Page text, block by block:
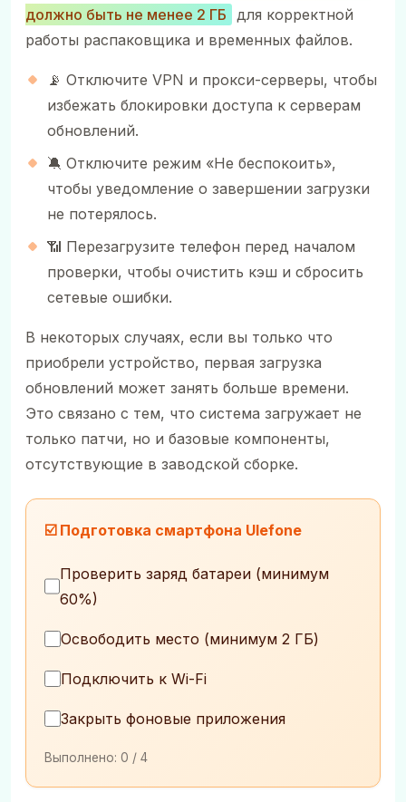
должно быть не менее 2 ГБ для корректной
работы распаковщика и временных файлов.
📡 Отключите VPN и прокси-серверы, чтобы
избежать блокировки доступа к серверам
обновлений.
🔕 Отключите режим «Не беспокоить»,
чтобы уведомление о завершении загрузки
не потерялось.
📶 Перезагрузите телефон перед началом
проверки, чтобы очистить кэш и сбросить
сетевые ошибки.
В некоторых случаях, если вы только что
приобрели устройство, первая загрузка
обновлений может занять больше времени.
Это связано с тем, что система загружает не
только патчи, но и базовые компоненты,
отсутствующие в заводской сборке.
☑️ Подготовка смартфона Ulefone
Проверить заряд батареи (минимум
60%)
Освободить место (минимум 2 ГБ)
Подключить к Wi-Fi
Закрыть фоновые приложения
Выполнено: 0 / 4